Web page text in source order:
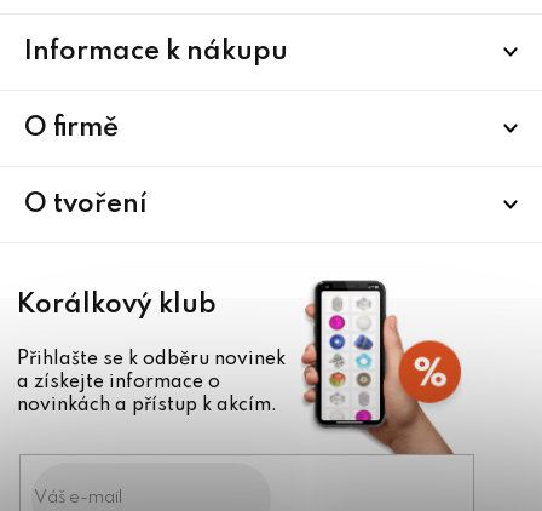
Informace k nákupu
O firmě
O tvoření
Korálkový klub
Přihlašte se k odběru novinek
a získejte informace o
novinkách a přístup k akcím.